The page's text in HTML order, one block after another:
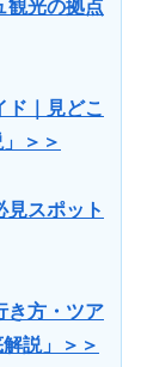
観光の拠点
ド｜見どこ
＞＞
見スポット
き方・ツア
説」＞＞